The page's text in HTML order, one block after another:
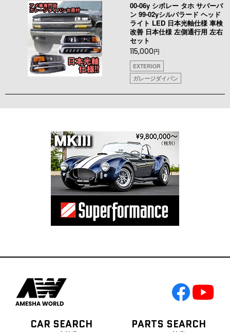
00-06y シボレー タホ サバーバ
ン 99-02yシルバラード ヘッド
ライト LED 日本光軸仕様 車検
改善 日本仕様 左側通行用 左右
セット
115,000円
EXTERIOR
ガレージダイバン
CAR SEARCH PARTS SEARCH